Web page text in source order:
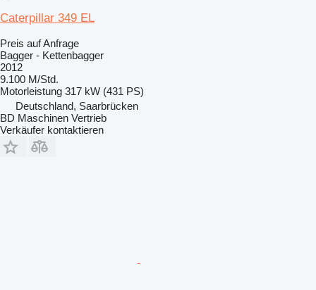
Caterpillar 349 EL
Preis auf Anfrage
Bagger - Kettenbagger
2012
9.100 M/Std.
Motorleistung 317 kW (431 PS)
Deutschland, Saarbrücken
BD Maschinen Vertrieb
Verkäufer kontaktieren